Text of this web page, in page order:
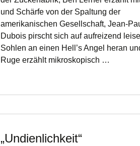
und Schärfe von der Spaltung der
amerikanischen Gesellschaft, Jean-
Dubois pirscht sich auf aufreizend
Sohlen an einen Hell’s Angel heran
Ruge erzählt mikroskopisch …
„Undienlichkeit“